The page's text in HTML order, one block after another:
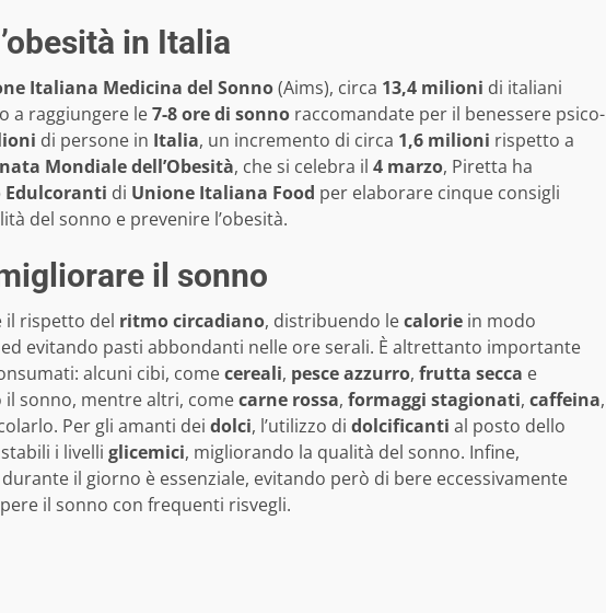
in Italia
Italiana Medicina del Sonno(Aims), circa 13,4 milioni di italiani
a raggiungere le7-8 ore di sonno raccomandate per il benessere psico-
di persone in Italia, un incremento di circa 1,6 milioni rispetto a
Mondiale dell’Obesità, che si celebra il 4 marzo, Piretta ha
Edulcoranti di Unione Italiana Food per elaborare cinque consigli
del sonno e prevenire l’obesità.
il sonno
il rispetto del ritmo circadiano, distribuendo lecalorie in modo
evitando pasti abbondanti nelle ore serali. È altrettanto importante
alcuni cibi, comecereali, pesce azzurro, frutta secca e
il sonno, mentre altri, comecarne rossa, formaggi stagionati, caffeina,
Per gli amanti dei dolci, l’utilizzo di dolcificanti al posto dello
i livelli glicemici, migliorando la qualità del sonno. Infine,
durante il giorno è essenziale, evitando però di bere eccessivamente
il sonno con frequenti risvegli.